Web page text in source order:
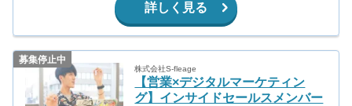
詳しく見る
募集停止中
株式会社S-fleage
【営業×デジタルマーケティン
グ】インサイドセールスメンバー